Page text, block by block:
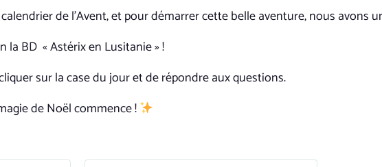
de l’Avent, et pour démarrer cette belle aventure, nous avons
la BD « Astérix en Lusitanie »!
sur la case du jour et de répondre aux questions.
de Noël commence !